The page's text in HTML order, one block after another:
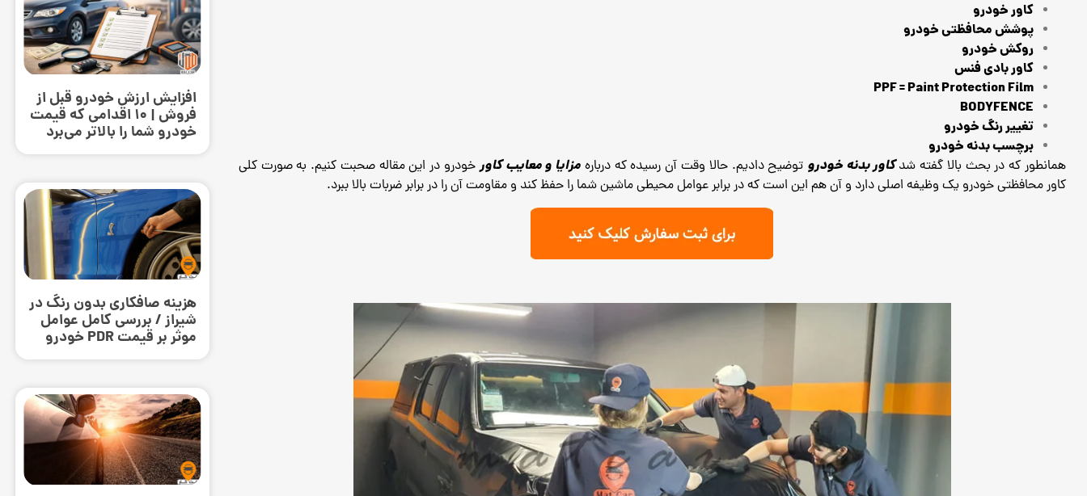
کاور خودرو
پوشش محافظتی خودرو
روکش خودرو
کاور بادی فنس
PPF = Paint Protection Film
BODYFENCE
تغییر رنگ خودرو
برچسب بدنه خودرو
همانطور که در بحث بالا گفته شدکاور بدنه خودرو توضیح دادیم.حالا وقت آن رسیده که درباره مزایا و معایب کاورخودرو در این مقاله صحبت کنیم. به صورت کلی
کاور محافظتی خودرو یک وظیفه اصلی دارد و آن هم این است که در برابر عوامل محیطی ماشین شما را حفظ کند و مقاومت آن را در برابر ضربات بالا ببرد.
افزایش ارزش خودرو قبل از
فروش | ۱۰ اقدامی که قیمت
خودرو شما را بالاتر می‌برد
هزینه صافکاری بدون رنگ در
شیراز / بررسی کامل عوامل
موثر بر قیمت PDR خودرو